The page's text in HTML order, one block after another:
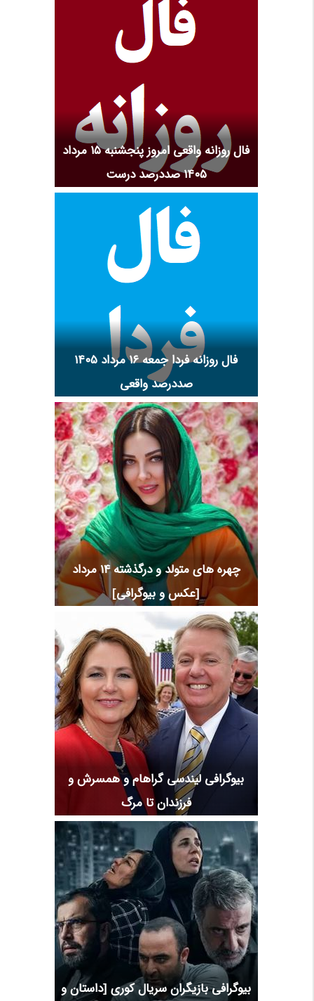
فال روزانه واقعی امروز پنجشنبه ۱۵ مرداد
۱۴۰۵ صددرصد درست
فال روزانه فردا جمعه ۱۶ مرداد ۱۴۰۵
صددرصد واقعی
چهره های متولد و درگذشته 14 مرداد
[عکس و بیوگرافی]
بیوگرافی لیندسی گراهام و همسرش و
فرزندان تا مرگ
بیوگرافی بازیگران سریال کوری [داستان و